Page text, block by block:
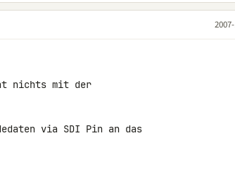
nichts mit der
via SDI Pin an das